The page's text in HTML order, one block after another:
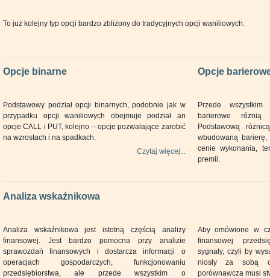
To już kolejny typ opcji bardzo zbliżony do tradycyjnych opcji waniliowych.
Opcje binarne
Podstawowy podział opcji binarnych, podobnie jak w
przypadku opcji waniliowych obejmuje podział an
opcje CALL i PUT, kolejno – opcje pozwalające zarobić
na wzrostach i na spadkach.
Czytaj więcej...
Opcje
Przede
barierowe
Podstawową
wbudowaną
cenie wykonania,
premii.
Analiza wskaźnikowa
Analiza wskaźnikowa jest istotną częścią analizy
finansowej. Jest bardzo pomocna przy analizie
sprawozdań finansowych i dostarcza informacji o
operacjach gospodarczych, funkcjonowaniu
przedsiębiorstwa, ale przede wszystkim o
Aby omówione w
finansowej
sygnały, czyli by
niosły za sobą
porównawcza musi